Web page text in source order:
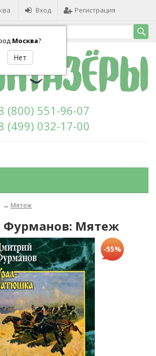
Москва?
Вход Регистрация
(800) 551-96-07
(499) 032-17-00
→ Мятеж
Мятеж
-55%